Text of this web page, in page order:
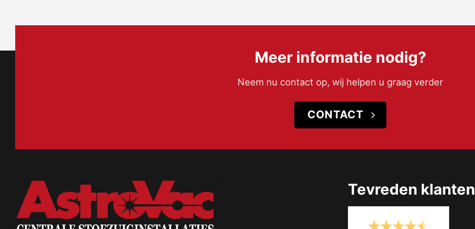
Meer informatie nodig?
Neem nu contact op, wij helpen u graag verder
CONTACT
Tevreden klanten